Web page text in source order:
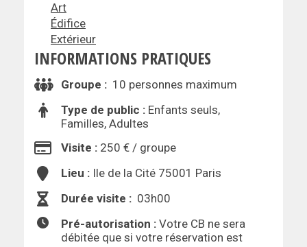
Art
Édifice
Extérieur
INFORMATIONS PRATIQUES
Groupe : 10 personnes maximum
Type de public : Enfants seuls,
Familles, Adultes
Visite : 250 € / groupe
Lieu : Ile de la Cité 75001 Paris
Durée visite : 03h00
Pré-autorisation : Votre CB ne sera
débitée que si votre réservation est